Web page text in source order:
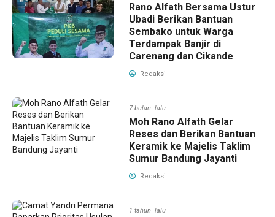
Rano Alfath Bersama Ustur
Ubadi Berikan Bantuan
Sembako untuk Warga
Terdampak Banjir di
Carenang dan Cikande
Redaksi
7 bulan lalu
Moh Rano Alfath Gelar
Reses dan Berikan Bantuan
Keramik ke Majelis Taklim
Sumur Bandung Jayanti
Redaksi
1 tahun lalu